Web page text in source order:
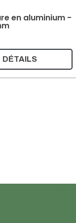
en aluminium -
DÉTAILS